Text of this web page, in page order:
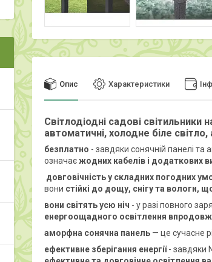
Опис Характеристики
Світлодіодні садові
автоматичні, холодне біле
безплатно - завдяки сонячній панелі та
означаєжодних кабелів і додаткових
довговічність у складних погодних
вони стійкі до дощу, снігу та вологи,
вони світять усю ніч - у разі повного
енергоощадного освітлення впродовж
аморфна сонячна панель — це сучасне
ефективне зберігання енергії- завдяки